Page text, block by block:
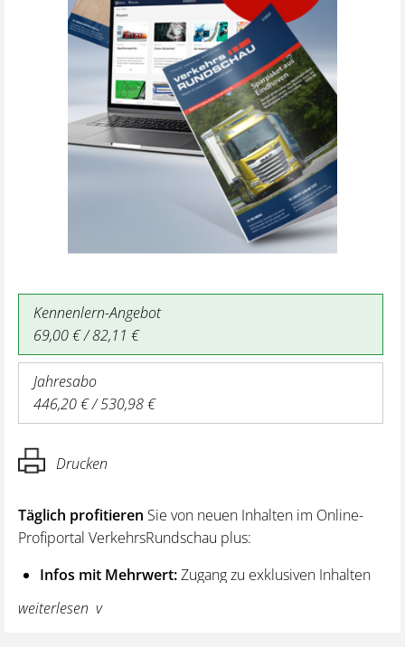
Kennenlern-Angebot
69,00 € / 82,11 €
Jahresabo
446,20 € / 530,98 €
Drucken
Täglich profitieren Sie von neuen Inhalten im Online-
Profiportal VerkehrsRundschau plus:
Infos mit Mehrwert:Zugang zu exklusiven Inhalten
und Hintergrundwissen – von aktuellen Regelungen
wie z. B. bei den Lenk- und Ruhezeiten,
weiterlesen